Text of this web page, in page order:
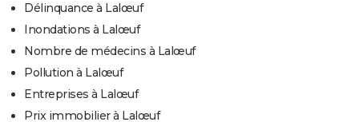
Délinquance à Lalœuf
Inondations à Lalœuf
Nombre de médecins à Lalœuf
Pollution à Lalœuf
Entreprises à Lalœuf
Prix immobilier à Lalœuf